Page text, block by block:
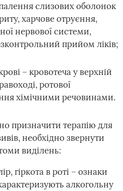
слизових оболонок
харчове отруєння,
нервової системи,
прийом ліків;
– кровотеча у верхній
ротової
хімічними речовинами.
призначити терапію для
необхідно звернути
виділень:
гіркота в роті – ознаки
алкогольну